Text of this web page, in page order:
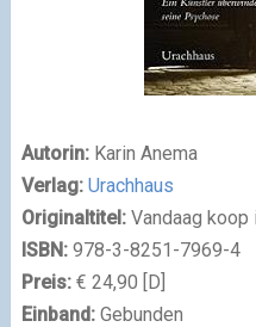
Autorin: Karin Anema
Verlag: Urachhaus
Originaltitel: Vandaag koop
ISBN: 978-3-8251-7969-4
Preis:€ 24,90 [D]
Einband:Gebunden